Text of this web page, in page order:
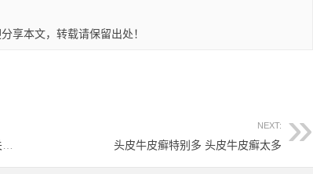
享本文，转载请保留出处！
NEXT:
头皮牛皮癣特别多 头皮牛皮癣太多